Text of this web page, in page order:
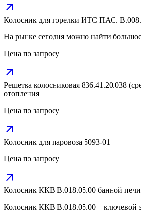
arrow_outward
Колосник для горелки ИТС ПАС.
На рынке сегодня можно найти
Цена по запросу
arrow_outward
Решетка колосниковая 836.41.20.038
отопления
Цена по запросу
arrow_outward
Колосник для паровоза 5093-01
Цена по запросу
arrow_outward
Колосник ККВ.В.018.05.00 банной
Колосник ККВ.В.018.05.00 – ключевой